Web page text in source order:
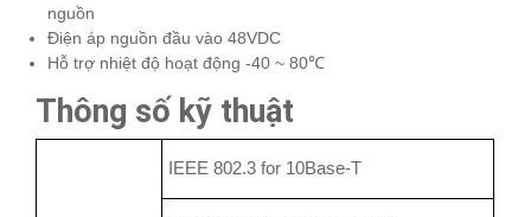
nguồn
Điện áp nguồn đầu vào 48VDC
Hỗ trợ nhiệt độ hoạt động -40 ~ 80℃
Thông số kỹ thuật
IEEE 802.3 for 10Base-T